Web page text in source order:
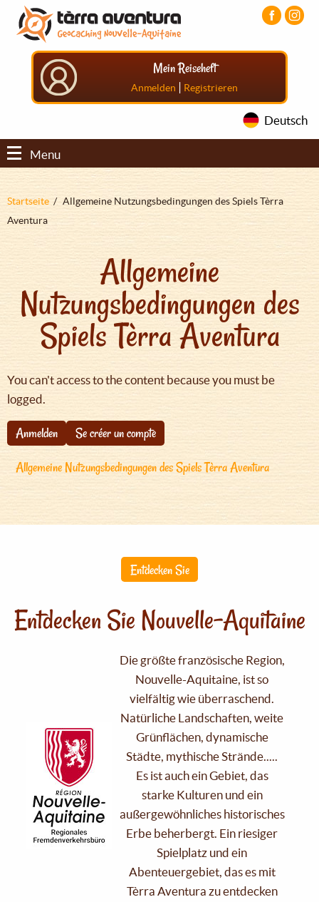
Direkt
zum
Inhalt
Aller
menu
principal
Aller
pied
Mein Reiseheft
Anmelden | Registrieren
Deutsch
Menu
Pfadnavigation
Startseite
Allgemeine Nutzungsbedingungen des Spiels Tèrra
Aventura
Allgemeine
Nutzungsbedingungen des
Spiels Tèrra Aventura
You can't access to the content because you must be
logged.
Anmelden
Se créer un compte
Allgemeine Nutzungsbedingungen des Spiels Tèrra Aventura
Entdecken Sie
Entdecken Sie Nouvelle-Aquitaine
Die größte französische Region,
Nouvelle-Aquitaine, ist so
vielfältig wie überraschend.
Natürliche Landschaften, weite
Grünflächen, dynamische
Städte, mythische Strände.....
Es ist auch ein Gebiet, das
starke Kulturen und ein
außergewöhnliches historisches
Erbe beherbergt. Ein riesiger
Spielplatz und ein
Abenteuergebiet, das es mit
Tèrra Aventura zu entdecken